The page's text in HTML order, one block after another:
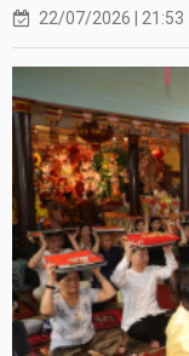
22/07/2026 | 21:53